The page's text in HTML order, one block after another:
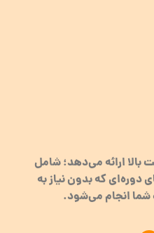
بالا ارائه می‌دهد؛ شامل
که بدون نیاز به
شما انجام می‌شود.